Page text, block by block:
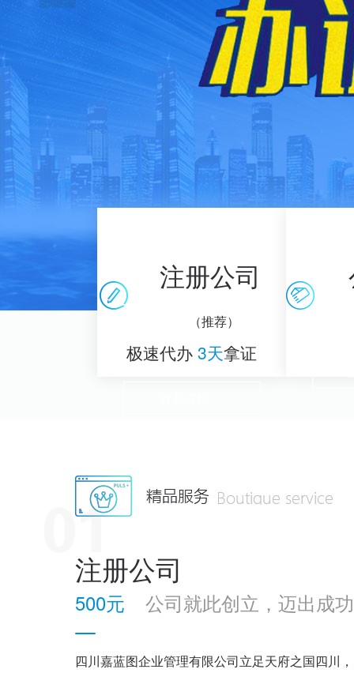
注册公司
（推荐）
极速代办 3天拿证
注册公司
500元 公司就此创立，迈出成
四川嘉蓝图企业管理有限公司立足天府之国四川